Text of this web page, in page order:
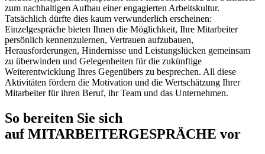
zum nachhaltigen Aufbau einer engagierten Arbeitskultur.
Tatsächlich dürfte dies kaum verwunderlich erscheinen:
Einzelgespräche bieten Ihnen die Möglichkeit, Ihre Mitarbeiter
persönlich kennenzulernen, Vertrauen aufzubauen,
Herausforderungen, Hindernisse und Leistungslücken gemeinsam
zu überwinden und Gelegenheiten für die zukünftige
Weiterentwicklung Ihres Gegenübers zu besprechen. All diese
Aktivitäten fördern die Motivation und die Wertschätzung Ihrer
Mitarbeiter für ihren Beruf, ihr Team und das Unternehmen.
So bereiten Sie sich
auf MITARBEITERGESPRÄCHE vor